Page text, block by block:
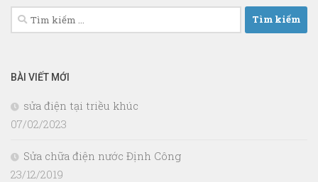
Tìm
kiếm
BÀI VIẾT MỚI
sửa điện tại triều khúc
07/02/2023
Sửa chữa điện nước Định Công
23/12/2019